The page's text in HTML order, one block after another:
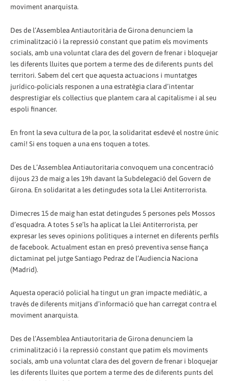
moviment anarquista.
Des de l’Assemblea Antiautoritària de Girona denunciem la
criminalització i la repressió constant que patim els moviments
socials, amb una voluntat clara des del govern de frenar i bloquejar
les diferents lluites que portem a terme des de diferents punts del
territori. Sabem del cert que aquesta actuacions i muntatges
jurídico-policials responen a una estratègia clara d’intentar
desprestigiar els col·lectius que plantem cara al capitalisme i al seu
espoli financer.
En front la seva cultura de la por, la solidaritat esdevé el nostre únic
camí! Si ens toquen a una ens toquen a totes.
Des de L’Assemblea Antiautoritaria convoquem una concentració
dijous 23 de maig a les 19h davant la Subdelegació del Govern de
Girona. En solidaritat a les detingudes sota la Llei Antiterrorista.
Dimecres 15 de maig han estat detingudes 5 persones pels Mossos
d’esquadra. A totes 5 se’ls ha aplicat la Llei Antiterrorista, per
expresar les seves opinions polìtiques a internet en diferents perfils
de facebook. Actualment estan en presó preventiva sense fiança
dictaminat pel jutge Santiago Pedraz de l’Audiencia Naciona
(Madrid).
Aquesta operació policial ha tingut un gran impacte mediàtic, a
través de diferents mitjans d’informació que han carregat contra el
moviment anarquista.
Des de l’Assemblea Antiautoritaria de Girona denunciem la
criminalització i la repressió constant que patim els moviments
socials, amb una voluntat clara des del govern de frenar i bloquejar
les diferents lluites que portem a terme des de diferents punts del